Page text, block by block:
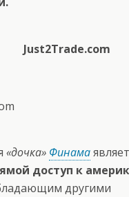
Just2Trade.com
«дочка» Финама
доступ к
другими